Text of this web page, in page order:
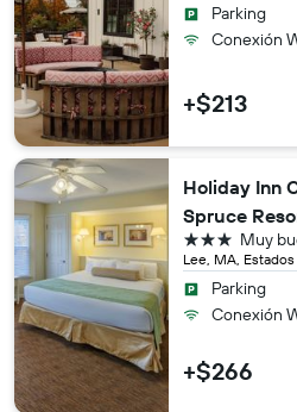
Parking
Conexión
+$213
Holiday Inn
Spruce
Lee, MA,
Muy
3 estrellas
Parking
Conexión
+$266